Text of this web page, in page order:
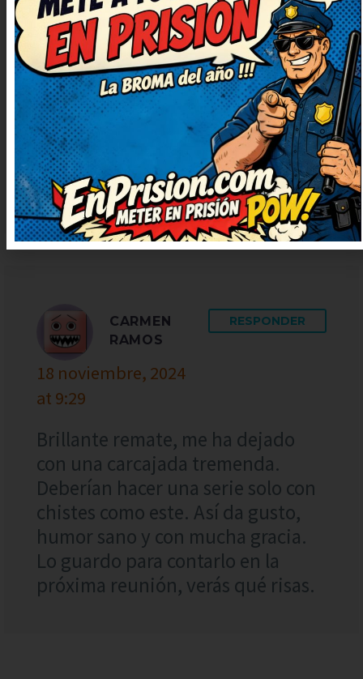
Vaya ocurrencia más buena, me ha
sacado una sonrisa enorme. El
juego de palabras está finísimo,
me ha sorprendido. Necesitaba
una risa así, gracias por
publicarlo. Lo apuntaré para
contarlo en la próxima comida
familiar.
CARMEN
RAMOS
18 noviembre, 2024
at 9:29
RESPONDER
Brillante remate, me ha dejado
con una carcajada tremenda.
Deberían hacer una serie solo con
chistes como este. Así da gusto,
humor sano y con mucha gracia.
Lo guardo para contarlo en la
próxima reunión, verás qué risas.